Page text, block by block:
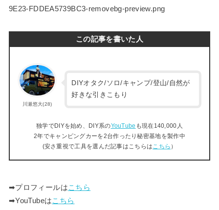
9E23-FDDEA5739BC3-removebg-preview.png
この記事を書いた人
川瀬悠大(28)
DIYオタク/ソロ/キャンプ/登山/自然が
好きな引きこもり
独学でDIYを始め、DIY系のYouTube も現在140,000人
2年でキャンピングカーを2台作ったり秘密基地を製作中
(安さ重視で工具を選んだ記事はこちらは こちら ）
➡︎プロフィールはこちら
➡︎YouTubeはこちら